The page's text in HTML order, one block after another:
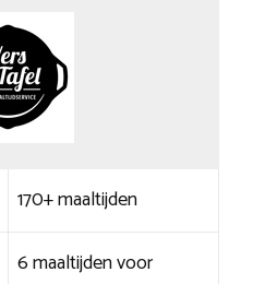
170+ maaltijden
6 maaltijden voor